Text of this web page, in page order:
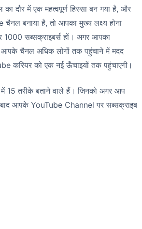
दौर में एक महत्वपूर्ण हिस्सा बन गया है, और
बनाया है, तो आपका मुख्य लक्ष्य होना
सब्सक्राइबर्स हों। अगर आपका
आपके चैनल अधिक लोगों तक पहुंचाने में मदद
करियर को एक नई ऊँचाइयों तक पहुंचाएगी।
15 तरीके बताने वाले हैं। जिनको अगर आप
आपके YouTube Channel पर सब्सक्राइब